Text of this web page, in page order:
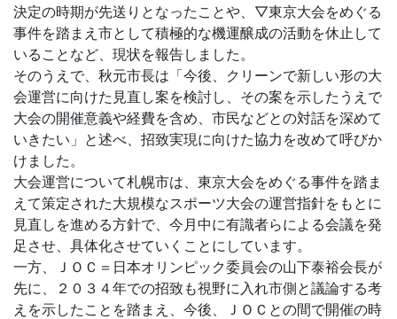
決定の時期が先送りとなったことや、▽東京大会をめぐる
事件を踏まえ市として積極的な機運醸成の活動を休止して
いることなど、現状を報告しました。
そのうえで、秋元市長は「今後、クリーンで新しい形の大
会運営に向けた見直し案を検討し、その案を示したうえで
大会の開催意義や経費を含め、市民などとの対話を深めて
いきたい」と述べ、招致実現に向けた協力を改めて呼びか
けました。
大会運営について札幌市は、東京大会をめぐる事件を踏ま
えて策定された大規模なスポーツ大会の運営指針をもとに
見直しを進める方針で、今月中に有識者らによる会議を発
足させ、具体化させていくことにしています。
一方、ＪＯＣ＝日本オリンピック委員会の山下泰裕会長が
先に、２０３４年での招致も視野に入れ市側と議論する考
えを示したことを踏まえ、今後、ＪＯＣとの間で開催の時